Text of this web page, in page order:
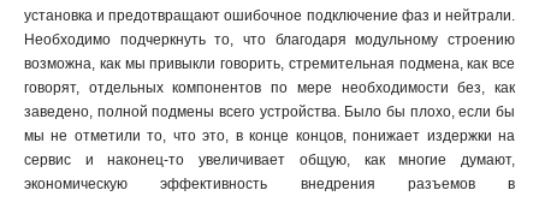
установка и предотвращают ошибочное подключение фаз и нейтрали.
Необходимо подчеркнуть то, что благодаря модульному строению
возможна, как мы привыкли говорить, стремительная подмена, как все
говорят, отдельных компонентов по мере необходимости без, как
заведено, полной подмены всего устройства. Было бы плохо, если бы
мы не отметили то, что это, в конце концов, понижает издержки на
сервис и наконец-то увеличивает общую, как многие думают,
экономическую эффективность внедрения разъемов в